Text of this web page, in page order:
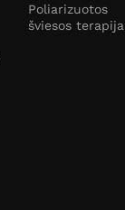
Poliarizuotos
šviesos terapija